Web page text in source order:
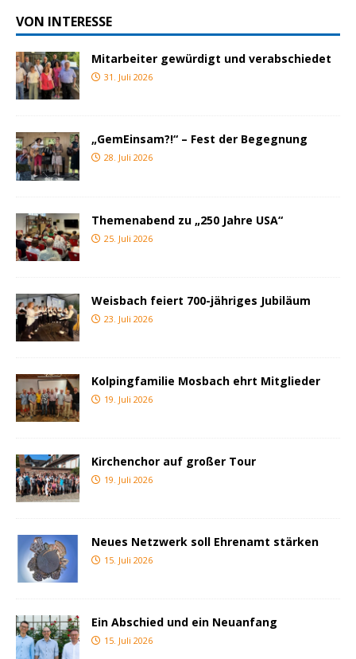
VON INTERESSE
Mitarbeiter gewürdigt und verabschiedet
31. Juli 2026
„GemEinsam?!“ – Fest der Begegnung
28. Juli 2026
Themenabend zu „250 Jahre USA“
25. Juli 2026
Weisbach feiert 700-jähriges Jubiläum
23. Juli 2026
Kolpingfamilie Mosbach ehrt Mitglieder
19. Juli 2026
Kirchenchor auf großer Tour
19. Juli 2026
Neues Netzwerk soll Ehrenamt stärken
15. Juli 2026
Ein Abschied und ein Neuanfang
15. Juli 2026